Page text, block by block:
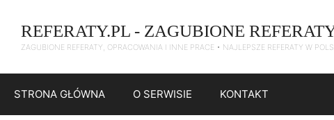
treści
REFERATY.PL - ZAGUBIONE
ZAGUBIONE REFERATY, OPRACOWANIA I INNE PRACE • NAJLEPSZE REFERATY W
STRONA GŁÓWNA O SERWISIE KONTAKT